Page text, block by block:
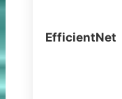
EfficientNet